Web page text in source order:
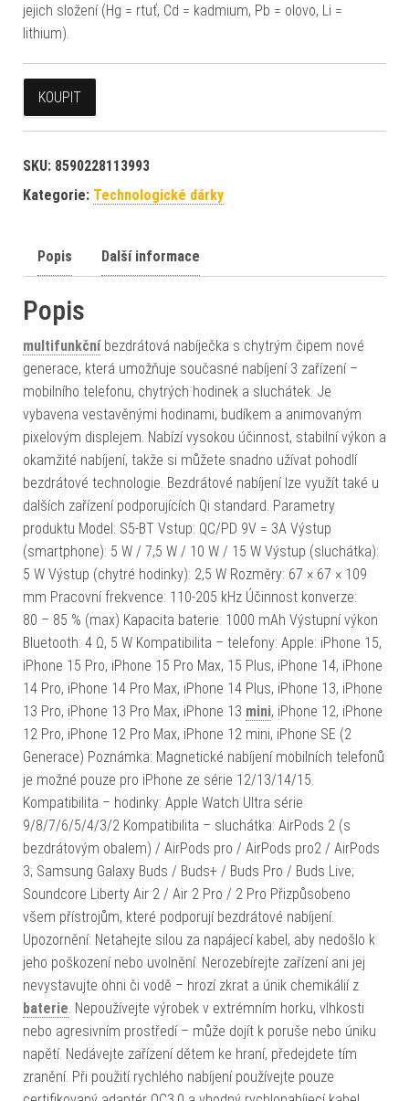
jejich složení (Hg = rtuť, Cd = kadmium, Pb = olovo, Li =
lithium).
KOUPIT
SKU: 8590228113993
Kategorie: Technologické dárky
Popis Další informace
Popis
multifunkčníbezdrátová nabíječka s chytrým čipem nové
generace, která umožňuje současné nabíjení 3 zařízení –
mobilního telefonu, chytrých hodinek a sluchátek. Je
vybavena vestavěnými hodinami, budíkem a animovaným
pixelovým displejem. Nabízí vysokou účinnost, stabilní výkon a
okamžité nabíjení, takže si můžete snadno užívat pohodlí
bezdrátové technologie. Bezdrátové nabíjení lze využít také u
dalších zařízení podporujících Qi standard. Parametry
produktu Model: S5-BT Vstup: QC/PD 9V = 3A Výstup
(smartphone): 5 W / 7,5 W / 10 W / 15 W Výstup (sluchátka):
5 W Výstup (chytré hodinky): 2,5 W Rozměry: 67 × 67 × 109
mm Pracovní frekvence: 110-205 kHz Účinnost konverze:
80 – 85 % (max) Kapacita baterie: 1000 mAh Výstupní výkon
Bluetooth: 4 Ω, 5 W Kompatibilita – telefony: Apple: iPhone 15,
iPhone 15 Pro, iPhone 15 Pro Max, 15 Plus, iPhone 14, iPhone
14 Pro, iPhone 14 Pro Max, iPhone 14 Plus, iPhone 13, iPhone
13 Pro, iPhone 13 Pro Max, iPhone 13 mini, iPhone 12, iPhone
12 Pro, iPhone 12 Pro Max, iPhone 12 mini, iPhone SE (2
Generace) Poznámka: Magnetické nabíjení mobilních telefonů
je možné pouze pro iPhone ze série 12/13/14/15.
Kompatibilita – hodinky: Apple Watch Ultra série
9/8/7/6/5/4/3/2 Kompatibilita – sluchátka: AirPods 2 (s
bezdrátovým obalem) / AirPods pro / AirPods pro2 / AirPods
3; Samsung Galaxy Buds / Buds+ / Buds Pro / Buds Live;
Soundcore Liberty Air 2 / Air 2 Pro / 2 Pro Přizpůsobeno
všem přístrojům, které podporují bezdrátové nabíjení.
Upozornění: Netahejte silou za napájecí kabel, aby nedošlo k
jeho poškození nebo uvolnění. Nerozebírejte zařízení ani jej
nevystavujte ohni či vodě – hrozí zkrat a únik chemikálií z
baterie . Nepoužívejte výrobek v extrémním horku, vlhkosti
nebo agresivním prostředí – může dojít k poruše nebo úniku
napětí. Nedávejte zařízení dětem ke hraní, předejdete tím
zranění. Při použití rychlého nabíjení používejte pouze